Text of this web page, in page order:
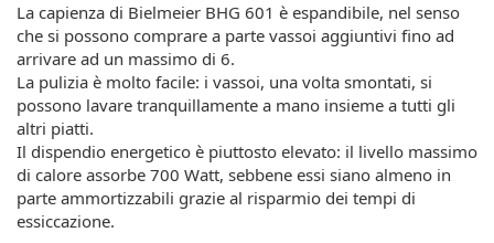
La capienza di Bielmeier BHG 601 è espandibile, nel senso
che si possono comprare a parte vassoi aggiuntivi fino ad
arrivare ad un massimo di 6.
La pulizia è molto facile: i vassoi, una volta smontati, si
possono lavare tranquillamente a mano insieme a tutti gli
altri piatti.
Il dispendio energetico è piuttosto elevato: il livello massimo
di calore assorbe 700 Watt, sebbene essi siano almeno in
parte ammortizzabili grazie al risparmio dei tempi di
essiccazione.